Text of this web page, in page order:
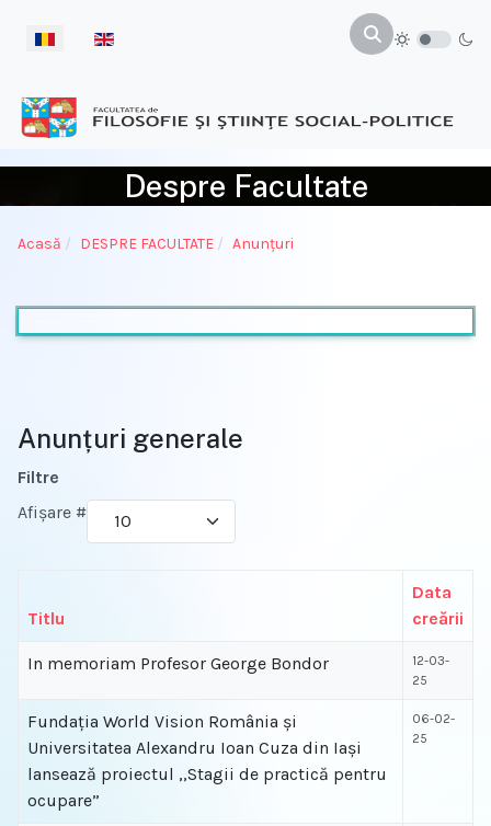
Selectați limba dvs
Despre Facultate
Acasă DESPRE FACULTATE Anunțuri
Anunțuri generale
Filtre
Afișare #
Titlu
Data
creării
In memoriam Profesor George Bondor
12-03-
25
Fundația World Vision România și
Universitatea Alexandru Ioan Cuza din Iași
lansează proiectul ,,Stagii de practică pentru
ocupare”
06-02-
25